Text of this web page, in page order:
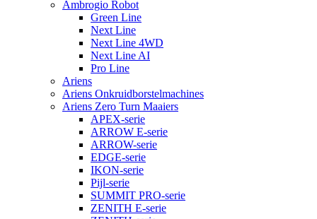
Ambrogio Robot
Green Line
Next Line
Next Line 4WD
Next Line AI
Pro Line
Ariens
Ariens Onkruidborstelmachines
Ariens Zero Turn Maaiers
APEX-serie
ARROW E-serie
ARROW-serie
EDGE-serie
IKON-serie
Pijl-serie
SUMMIT PRO-serie
ZENITH E-serie